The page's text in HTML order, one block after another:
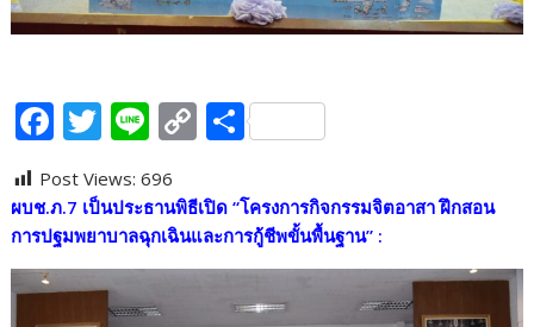
F
e
b
o
o
T
itt
er
Li
e
C
p
y
Li
S
ar
e
Post Views: 696
ผบช.ภ.7 เป็นประธานพิธีเปิด “โครงการกิจกรรมจิตอาสา ฝึกสอน
การปฐมพยาบาลฉุกเฉินและการกู้ชีพขั้นพื้นฐาน” :